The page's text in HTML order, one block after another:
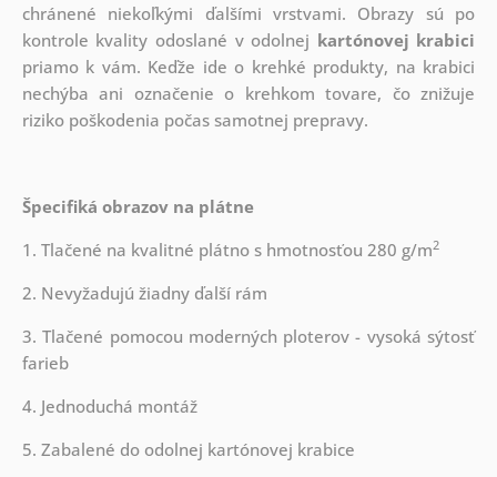
chránené niekoľkými ďalšími vrstvami. Obrazy sú po
kontrole kvality odoslané v odolnej kartónovej krabici
priamo k vám. Keďže ide o krehké produkty, na krabici
nechýba ani označenie o krehkom tovare, čo znižuje
riziko poškodenia počas samotnej prepravy.
Špecifiká obrazov na plátne
1. Tlačené na kvalitné plátno s hmotnosťou 280 g/m2
2. Nevyžadujú žiadny ďalší rám
3. Tlačené pomocou moderných ploterov - vysoká sýtosť
farieb
4. Jednoduchá montáž
5. Zabalené do odolnej kartónovej krabice